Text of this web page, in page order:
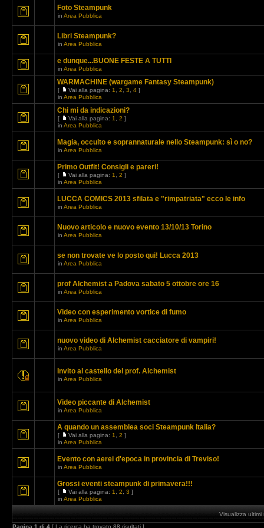
Foto Steampunk
in Area Pubblica
Libri Steampunk?
in Area Pubblica
e dunque...BUONE FESTE A TUTTI
in Area Pubblica
WARMACHINE (wargame Fantasy Steampunk)
[ Vai alla pagina: 1 2 3 4 ]
in Area Pubblica
Chi mi da indicazioni?
[ Vai alla pagina: 1 2 ]
in Area Pubblica
Magia, occulto e soprannaturale nello Steampunk: sì o no?
in Area Pubblica
Primo Outfit! Consigli e pareri!
[ Vai alla pagina: 1 2 ]
in Area Pubblica
LUCCA COMICS 2013 sfilata e "rimpatriata" ecco le info
in Area Pubblica
Nuovo articolo e nuovo evento 13/10/13 Torino
in Area Pubblica
se non trovate ve lo posto qui! Lucca 2013
in Area Pubblica
prof Alchemist a Padova sabato 5 ottobre ore 16
in Area Pubblica
Video con esperimento vortice di fumo
in Area Pubblica
nuovo video di Alchemist cacciatore di vampiri!
in Area Pubblica
Invito al castello del prof. Alchemist
in Area Pubblica
Video piccante di Alchemist
in Area Pubblica
A quando un assemblea soci Steampunk Italia?
[ Vai alla pagina: 1 2 ]
in Area Pubblica
Evento con aerei d'epoca in provincia di Treviso!
in Area Pubblica
Grossi eventi steampunk di primavera!!!
[ Vai alla pagina: 1 2 3 ]
in Area Pubblica
Visualizza ultimi
Pagina 1 di 4 [ La ricerca ha trovato 88 risultati ]